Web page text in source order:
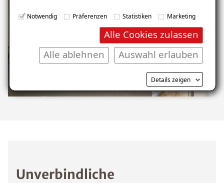
Notwendig Präferenzen Statistiken Marketing
Alle Cookies zulassen
Auswahl erlauben
Alle ablehnen
Details zeigen
Unverbindliche
E-Mail eingeben
Kostenlosen Ratgeber anfordern